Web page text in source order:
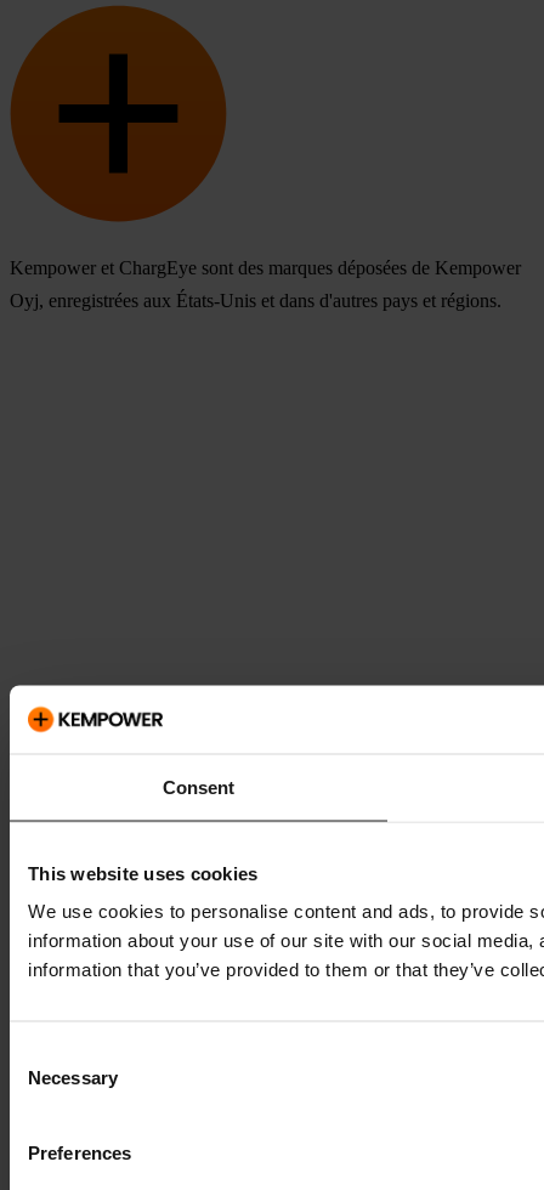
Consent
This website uses cookies
We use cookies to personalise content and ads, to provide
information about your use of our site with our social
information that you’ve provided to them or that they’ve
Selection
Necessary
Preferences
Kempower et ChargEye sont des marques déposées de Kempower
Oyj, enregistrées aux États-Unis et dans d'autres pays et régions.